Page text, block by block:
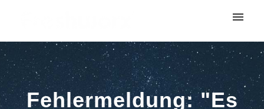
My tickets
Submit ticket
Login
Fehlermeldung: "Es